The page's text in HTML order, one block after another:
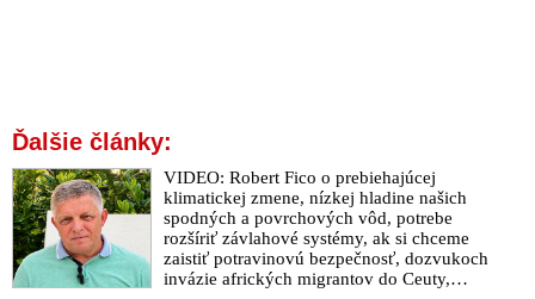
Ďalšie články:
VIDEO: Robert Fico o prebiehajúcej
klimatickej zmene, nízkej hladine našich
spodných a povrchových vôd, potrebe
rozšíriť závlahové systémy, ak si chceme
zaistiť potravinovú bezpečnosť, dozvukoch
invázie afrických migrantov do Ceuty,